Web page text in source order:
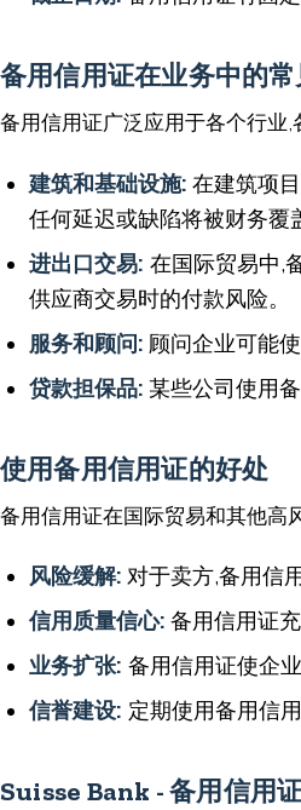
备用信用证在业务中的
备用信用证广泛应用于各个行业
建筑和基础设施: 在建筑项
任何延迟或缺陷将被财务覆
进出口交易: 在国际贸易中,
供应商交易时的付款风险。
服务和顾问: 顾问企业可能
贷款担保品: 某些公司使用
使用备用信用证的好处
备用信用证在国际贸易和其他高
风险缓解: 对于卖方,备用信
信用质量信心: 备用信用证
业务扩张: 备用信用证使企
信誉建设: 定期使用备用信
Suisse Bank - 备用信用